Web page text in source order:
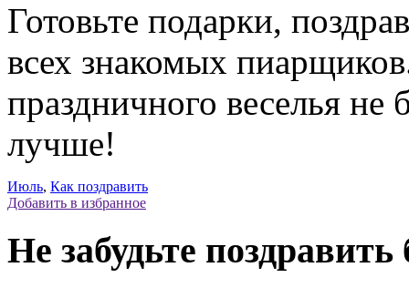
Готовьте подарки,
всех знакомых
праздничного веселья
лучше!
Июль, Как поздравить
Добавить в избранное
Не забудьте